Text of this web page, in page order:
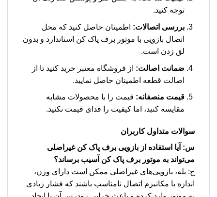
توجه کنید.
بررسی اتصالات: اطمینان حاصل کنید که محل
اتصال بازویی با موتور برف پاک کن استاندارد و بدون
لق زدن است.
ضمانت اصالت: از فروشگاه معتبر خرید کنید تا از
اصالت قطعه اطمینان حاصل نمایید.
قیمت منصفانه: قیمت را با محصولات مشابه
مقایسه کنید، اما کیفیت را فدای قیمت نکنید.
سوالات متداول کاربران
س: آیا استفاده از بازویی برف پاک کن غیراصلی
می‌تواند به موتور برف پاک کن آسیب برساند؟
ج: بله، بازویی‌های غیراصلی ممکن است دارای وزن،
اندازه یا مکانیزم اتصال نامناسب باشند که فشار زیادی